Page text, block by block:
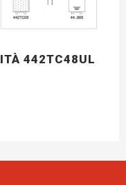
442TC48UL